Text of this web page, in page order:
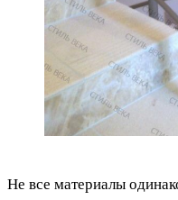
Не все материалы